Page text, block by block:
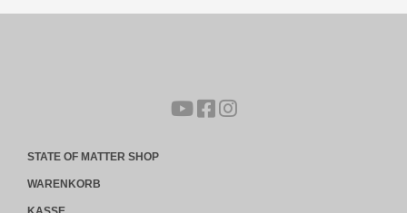
STATE OF MATTER SHOP
WARENKORB